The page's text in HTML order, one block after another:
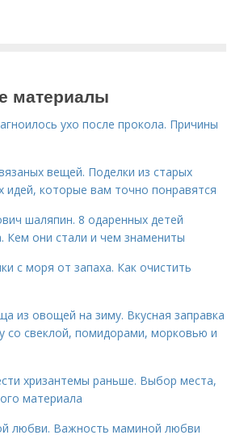
материалы
ухо после прокола. Причины
вещей. Поделки из старых
идей, которые вам точно понравятся
шаляпин. 8 одаренных детей
Кем они стали и чем знамениты
с моря от запаха. Как очистить
из овощей на зиму. Вкусная заправка
со свеклой, помидорами, морковью и
хризантемы раньше. Выбор места,
материала
любви. Важность маминой любви